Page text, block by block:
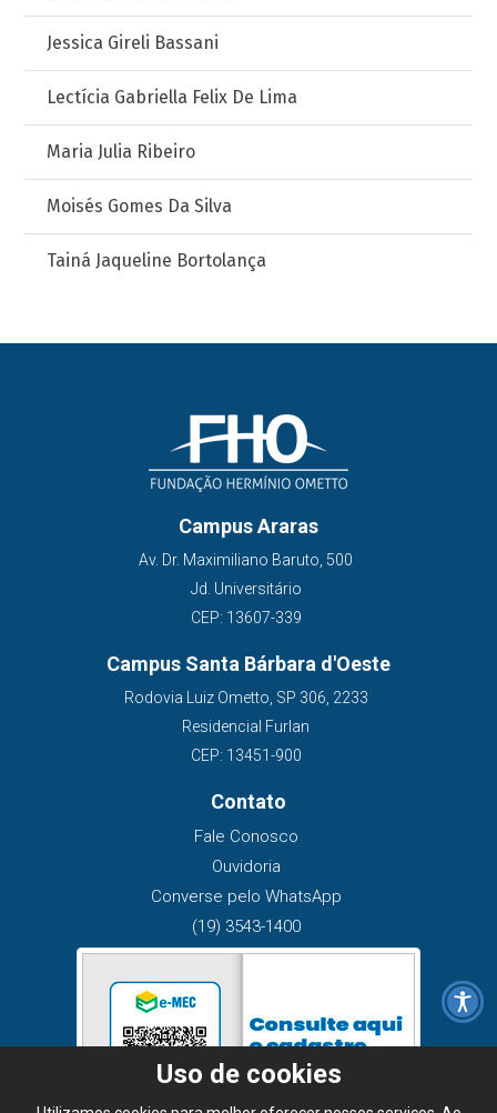
Jessica Gireli Bassani
Lectícia Gabriella Felix De Lima
Maria Julia Ribeiro
Moisés Gomes Da Silva
Tainá Jaqueline Bortolança
Campus Araras
Av. Dr. Maximiliano Baruto, 500
Jd. Universitário
CEP: 13607-339
Campus Santa Bárbara d'Oeste
Rodovia Luiz Ometto, SP 306, 2233
Residencial Furlan
CEP: 13451-900
Contato
Fale Conosco
Ouvidoria
Converse pelo WhatsApp
(19) 3543-1400
Uso de cookies